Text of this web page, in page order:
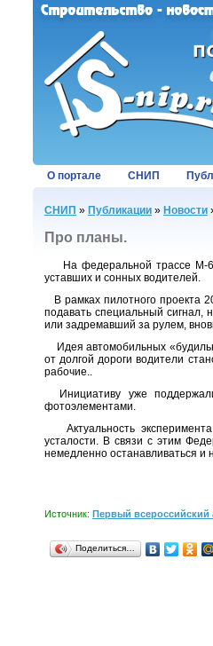
О портале СНИП
СНИП » Публикации » Новости
Про планы.
На федеральной трассе М-
уставших и сонных водителей.
В рамках пилотного проекта
подавать специальный сигнал,
или задремавший за рулем,
Идея автомобильных
от долгой дороги водители
рабочие..
Инициативу уже
фотоэлементами.
Актуальность эксперимента
усталости. В связи с этим
немедленно останавливаться и
Источник: Первый всероссийский
Поделиться…